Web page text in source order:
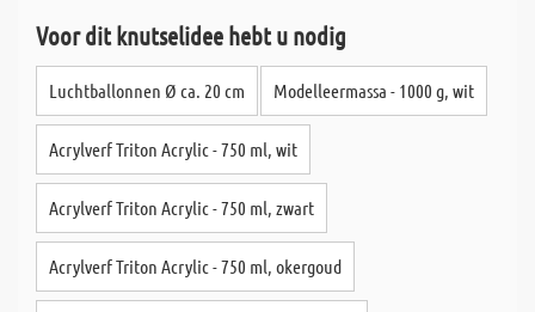
Voor dit knutselidee hebt u nodig
Luchtballonnen Ø ca. 20 cm Modelleermassa - 1000 g, wit
Acrylverf Triton Acrylic - 750 ml, wit
Acrylverf Triton Acrylic - 750 ml, zwart
Acrylverf Triton Acrylic - 750 ml, okergoud